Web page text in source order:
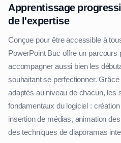
Apprentissage
de l'expertise
Conçue pour être accessible à
PowerPoint Buc offre un parcours
accompagner aussi bien les
souhaitant se perfectionner.
adaptés au niveau de chacun, les
fondamentaux du logiciel :
insertion de médias, animation
des techniques de diaporamas